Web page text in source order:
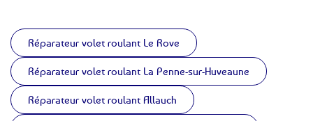
Réparateur volet roulant Le Rove
Réparateur volet roulant La Penne-sur-Huveaune
Réparateur volet roulant Allauch